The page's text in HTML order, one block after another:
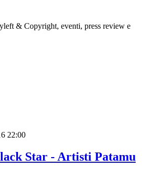
& Copyright, eventi, press review e
22:00
Star - Artisti Patamu